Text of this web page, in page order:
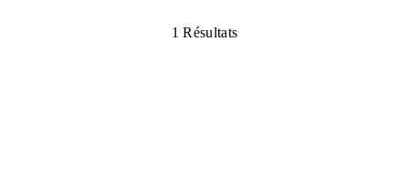
1 Résultats